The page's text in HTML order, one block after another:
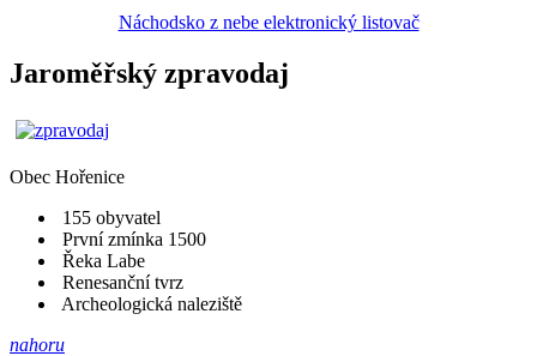
Náchodsko z nebe elektronický listovač
Jaroměřský zpravodaj
Obec Hořenice
155 obyvatel
První zmínka 1500
Řeka Labe
Renesanční tvrz
Archeologická naleziště
nahoru